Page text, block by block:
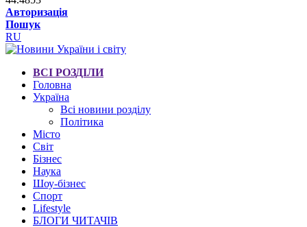
Авторизація
Пошук
RU
ВСІ РОЗДІЛИ
Головна
Україна
Всі новини розділу
Політика
Місто
Світ
Бізнес
Наука
Шоу-бізнес
Спорт
Lifestyle
БЛОГИ ЧИТАЧІВ